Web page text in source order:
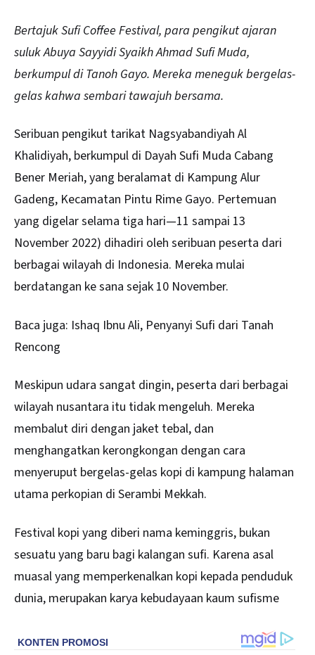
Bertajuk Sufi Coffee Festival, para pengikut ajaran
suluk Abuya Sayyidi Syaikh Ahmad Sufi Muda,
berkumpul di Tanoh Gayo. Mereka meneguk bergelas-
gelas kahwa sembari tawajuh bersama.
Seribuan pengikut tarikat Nagsyabandiyah Al
Khalidiyah, berkumpul di Dayah Sufi Muda Cabang
Bener Meriah, yang beralamat di Kampung Alur
Gadeng, Kecamatan Pintu Rime Gayo. Pertemuan
yang digelar selama tiga hari—11 sampai 13
November 2022) dihadiri oleh seribuan peserta dari
berbagai wilayah di Indonesia. Mereka mulai
berdatangan ke sana sejak 10 November.
Baca juga: Ishaq Ibnu Ali, Penyanyi Sufi dari Tanah
Rencong
Meskipun udara sangat dingin, peserta dari berbagai
wilayah nusantara itu tidak mengeluh. Mereka
membalut diri dengan jaket tebal, dan
menghangatkan kerongkongan dengan cara
menyeruput bergelas-gelas kopi di kampung halaman
utama perkopian di Serambi Mekkah.
Festival kopi yang diberi nama keminggris, bukan
sesuatu yang baru bagi kalangan sufi. Karena asal
muasal yang memperkenalkan kopi kepada penduduk
dunia, merupakan karya kebudayaan kaum sufisme